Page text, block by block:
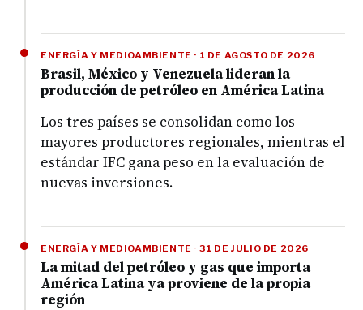
ENERGÍA Y MEDIOAMBIENTE · 1 DE AGOSTO DE 2026
Brasil, México y Venezuela lideran la
producción de petróleo en América Latina
Los tres países se consolidan como los
mayores productores regionales, mientras el
estándar IFC gana peso en la evaluación de
nuevas inversiones.
ENERGÍA Y MEDIOAMBIENTE · 31 DE JULIO DE 2026
La mitad del petróleo y gas que importa
América Latina ya proviene de la propia
región